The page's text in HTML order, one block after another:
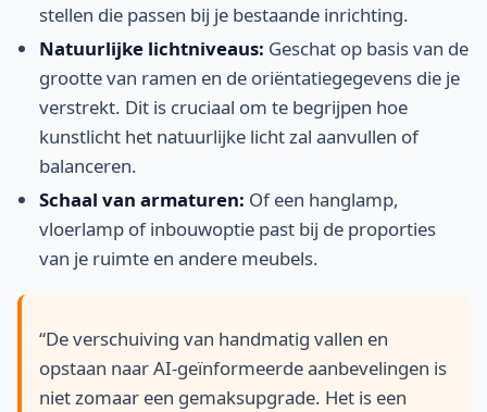
stellen die passen bij je bestaande inrichting.
Natuurlijke lichtniveaus: Geschat op basis van de
grootte van ramen en de oriëntatiegegevens die je
verstrekt. Dit is cruciaal om te begrijpen hoe
kunstlicht het natuurlijke licht zal aanvullen of
balanceren.
Schaal van armaturen: Of een hanglamp,
vloerlamp of inbouwoptie past bij de proporties
van je ruimte en andere meubels.
“De verschuiving van handmatig vallen en
opstaan naar AI-geïnformeerde aanbevelingen is
niet zomaar een gemaksupgrade. Het is een